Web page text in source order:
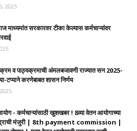
2025
माध्यमांत सरकारवर टीका केल्यास कर्मचाऱ्यांवर
व पाठ्यक्रमाची अंमलबजावणी राज्यात सन 2025-
टप्याने करणेबाबत शासन निर्णय
- कर्मचाऱ्यांसाठी खुशखबर ! 8व्या वेतन आयोगाच्या
मंजुरी | 8th payment commission |